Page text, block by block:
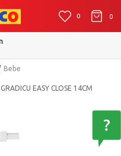
0 0
roku od 2 do 4 radna dana!
više
Bebe
EASY CLOSE 14CM